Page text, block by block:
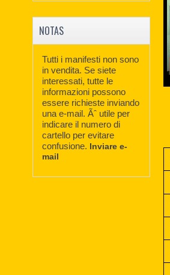
NOTAS
Tutti i manifesti non sono
in vendita. Se siete
interessati, tutte le
informazioni possono
essere richieste inviando
una e-mail. Ãˆ utile per
indicare il numero di
cartello per evitare
confusione. Inviare e-
mail